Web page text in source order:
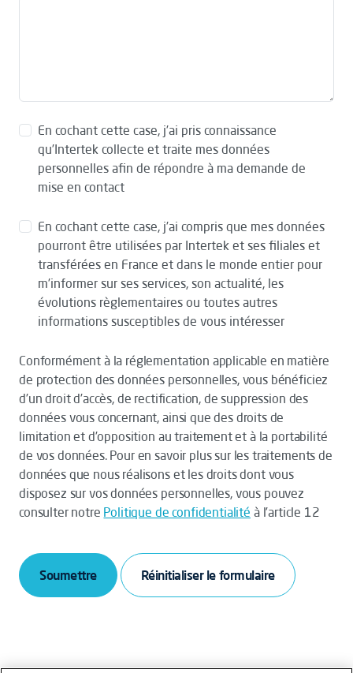
En cochant cette case, j’ai pris connaissance
qu’Intertek collecte et traite mes données
personnelles afin de répondre à ma demande de
mise en contact
En cochant cette case, j’ai compris que mes données
pourront être utilisées par Intertek et ses filiales et
transférées en France et dans le monde entier pour
m’informer sur ses services, son actualité, les
évolutions règlementaires ou toutes autres
informations susceptibles de vous intéresser
Conformément à la réglementation applicable en matière
de protection des données personnelles, vous bénéficiez
d’un droit d’accès, de rectification, de suppression des
données vous concernant, ainsi que des droits de
limitation et d’opposition au traitement et à la portabilité
de vos données. Pour en savoir plus sur les traitements de
données que nous réalisons et les droits dont vous
disposez sur vos données personnelles, vous pouvez
consulter notre Politique de confidentialité à l’article 12
Soumettre